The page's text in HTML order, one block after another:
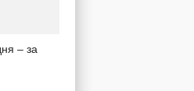
– за